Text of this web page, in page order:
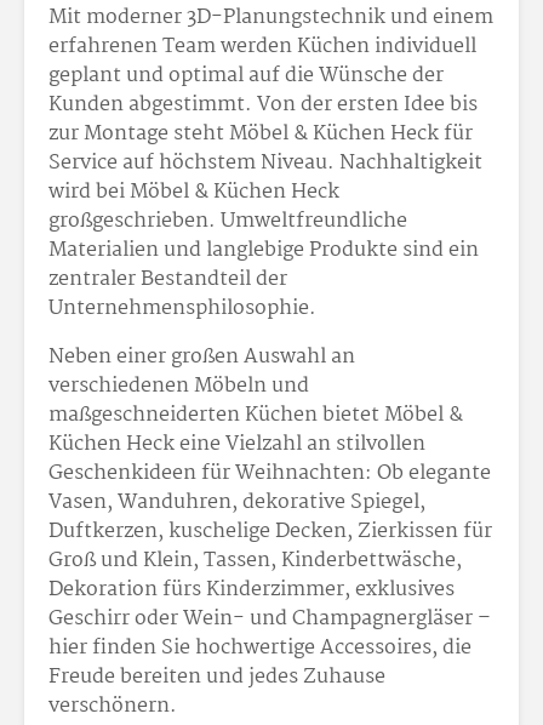
Mit moderner 3D-Planungstechnik und einem
erfahrenen Team werden Küchen individuell
geplant und optimal auf die Wünsche der
Kunden abgestimmt. Von der ersten Idee bis
zur Montage steht Möbel & Küchen Heck für
Service auf höchstem Niveau. Nachhaltigkeit
wird bei Möbel & Küchen Heck
großgeschrieben. Umweltfreundliche
Materialien und langlebige Produkte sind ein
zentraler Bestandteil der
Unternehmensphilosophie.
Neben einer großen Auswahl an
verschiedenen Möbeln und
maßgeschneiderten Küchen bietet Möbel &
Küchen Heck eine Vielzahl an stilvollen
Geschenkideen für Weihnachten: Ob elegante
Vasen, Wanduhren, dekorative Spiegel,
Duftkerzen, kuschelige Decken, Zierkissen für
Groß und Klein, Tassen, Kinderbettwäsche,
Dekoration fürs Kinderzimmer, exklusives
Geschirr oder Wein- und Champagnergläser –
hier finden Sie hochwertige Accessoires, die
Freude bereiten und jedes Zuhause
verschönern.